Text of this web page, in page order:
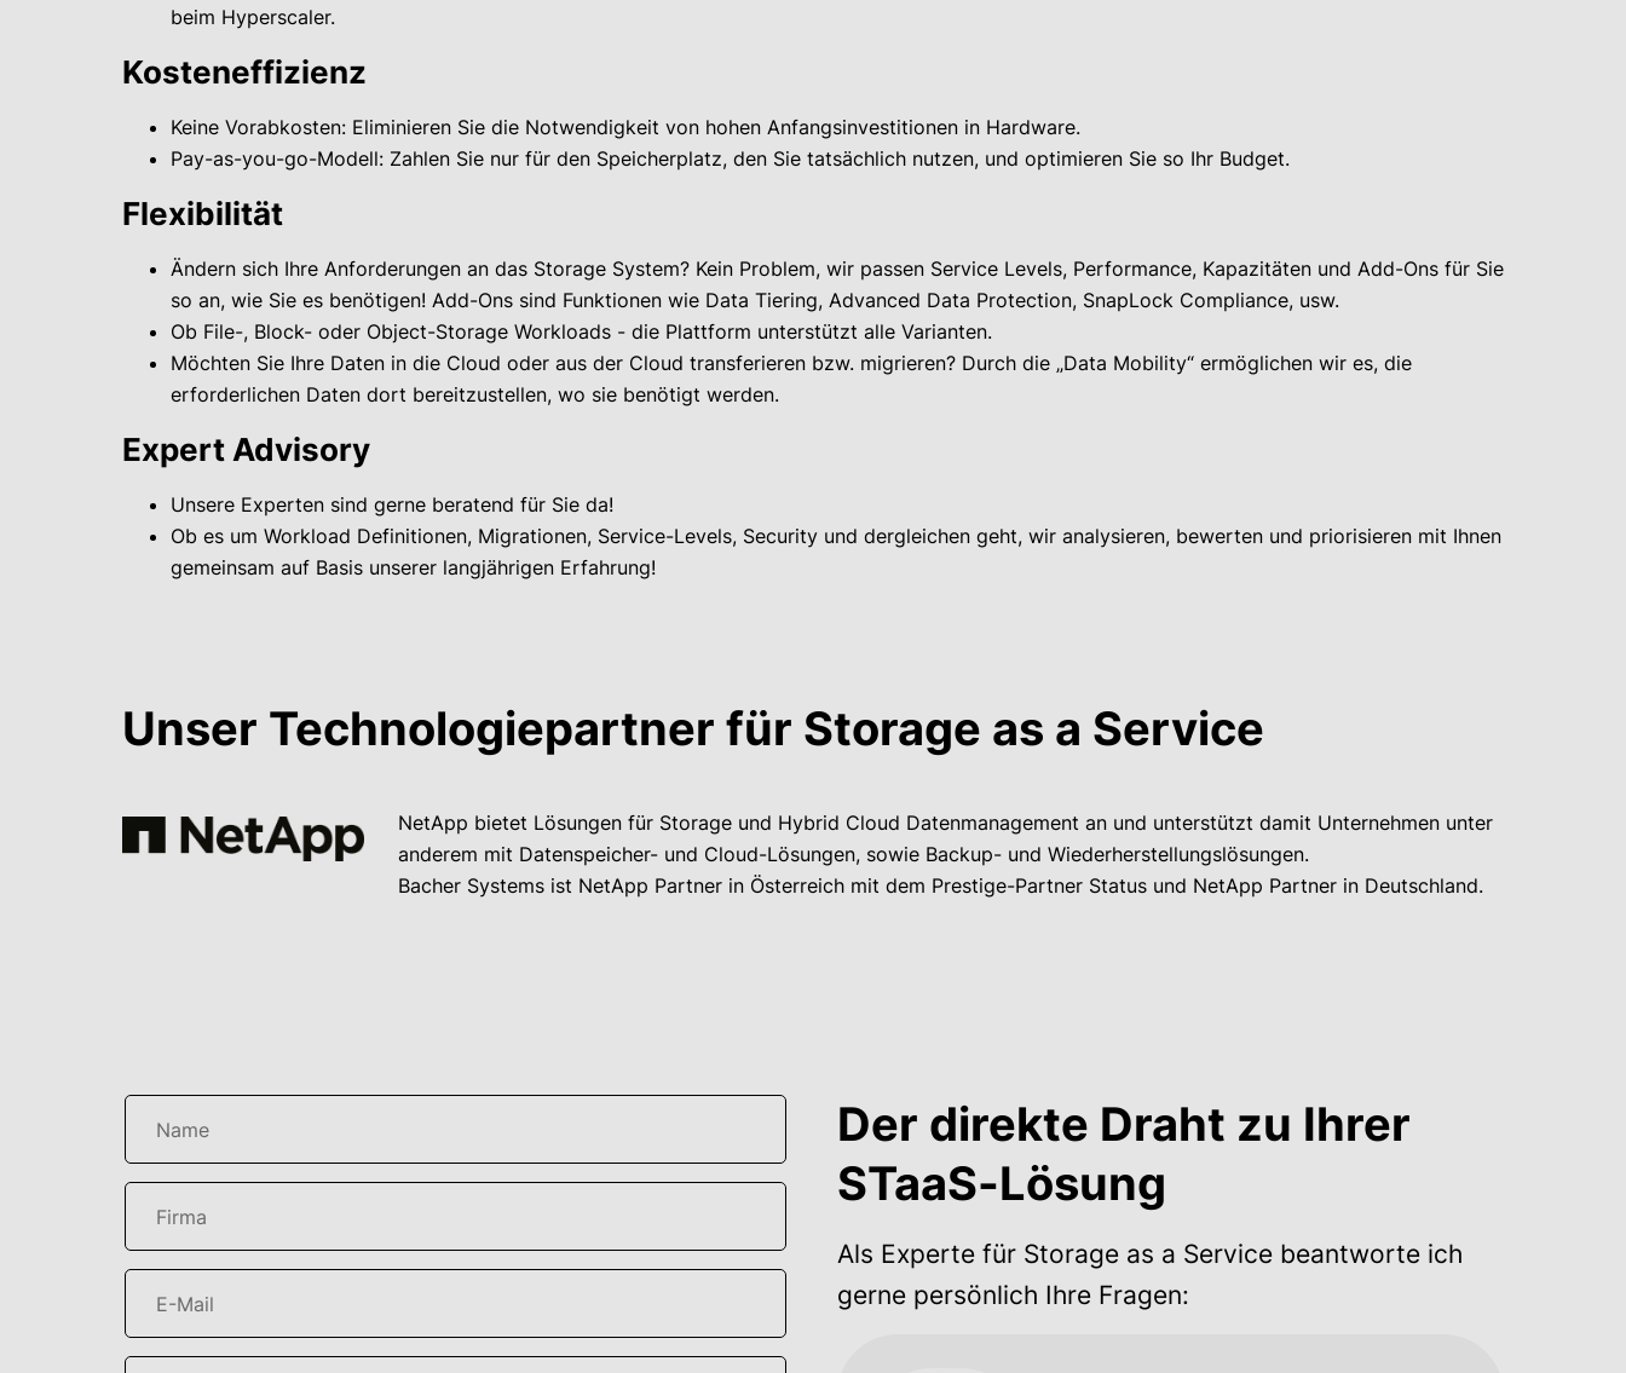
beim Hyperscaler.
Kosteneffizienz
Keine Vorabkosten: Eliminieren Sie die Notwendigkeit von hohen Anfangsinvestitionen in Hardware.
Pay-as-you-go-Modell: Zahlen Sie nur für den Speicherplatz, den Sie tatsächlich nutzen, und optimieren Sie so Ihr Budget.
Flexibilität
Ändern sich Ihre Anforderungen an das Storage System? Kein Problem, wir passen Service Levels, Performance, Kapazitäten und Add-Ons für Sie
so an, wie Sie es benötigen! Add-Ons sind Funktionen wie Data Tiering, Advanced Data Protection, SnapLock Compliance, usw.
Ob File-, Block- oder Object-Storage Workloads - die Plattform unterstützt alle Varianten.
Möchten Sie Ihre Daten in die Cloud oder aus der Cloud transferieren bzw. migrieren? Durch die „Data Mobility“ ermöglichen wir es, die
erforderlichen Daten dort bereitzustellen, wo sie benötigt werden.
Expert Advisory
Unsere Experten sind gerne beratend für Sie da!
Ob es um Workload Definitionen, Migrationen, Service-Levels, Security und dergleichen geht, wir analysieren, bewerten und priorisieren mit Ihnen
gemeinsam auf Basis unserer langjährigen Erfahrung!
Unser Technologiepartner für Storage as a Service
NetApp bietet Lösungen für Storage und Hybrid Cloud Datenmanagement an und unterstützt damit Unternehmen unter
anderem mit Datenspeicher- und Cloud-Lösungen, sowie Backup- und Wiederherstellungslösungen.
Bacher Systems ist NetApp Partner in Österreich mit dem Prestige-Partner Status und NetApp Partner in Deutschland.
Der direkte Draht zu Ihrer
STaaS-Lösung
Als Experte für Storage as a Service beantworte ich
gerne persönlich Ihre Fragen: